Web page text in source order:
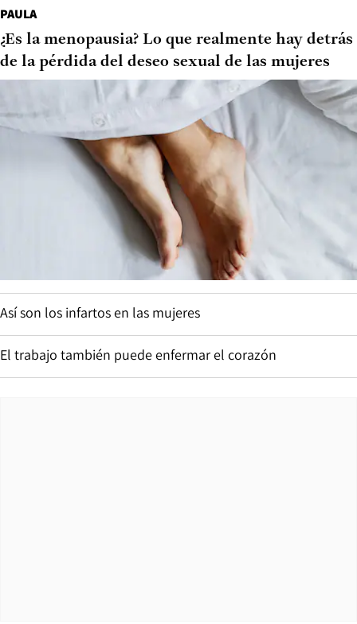
PAULA
¿Es la menopausia? Lo que realmente hay detrás
de la pérdida del deseo sexual de las mujeres
Así son los infartos en las mujeres
El trabajo también puede enfermar el corazón